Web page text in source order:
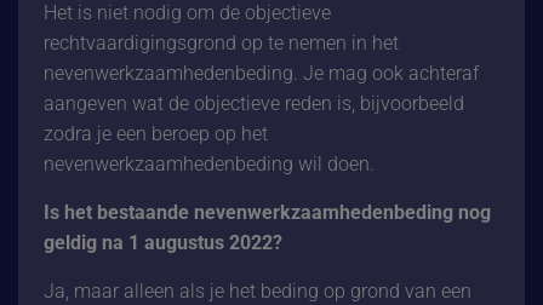
Het is niet nodig om de objectieve
rechtvaardigingsgrond op te nemen in het
nevenwerkzaamhedenbeding. Je mag ook achteraf
aangeven wat de objectieve reden is, bijvoorbeeld
zodra je een beroep op het
nevenwerkzaamhedenbeding wil doen.
Is het bestaande nevenwerkzaamhedenbeding nog
geldig na 1 augustus 2022?
Ja, maar alleen als je het beding op grond van een